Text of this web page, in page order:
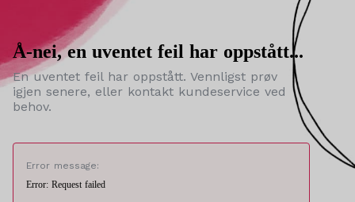
Å-nei, en uventet feil har oppstått...
En uventet feil har oppstått. Vennligst prøv
igjen senere, eller kontakt kundeservice ved
behov.
Error message:
Error: Request failed